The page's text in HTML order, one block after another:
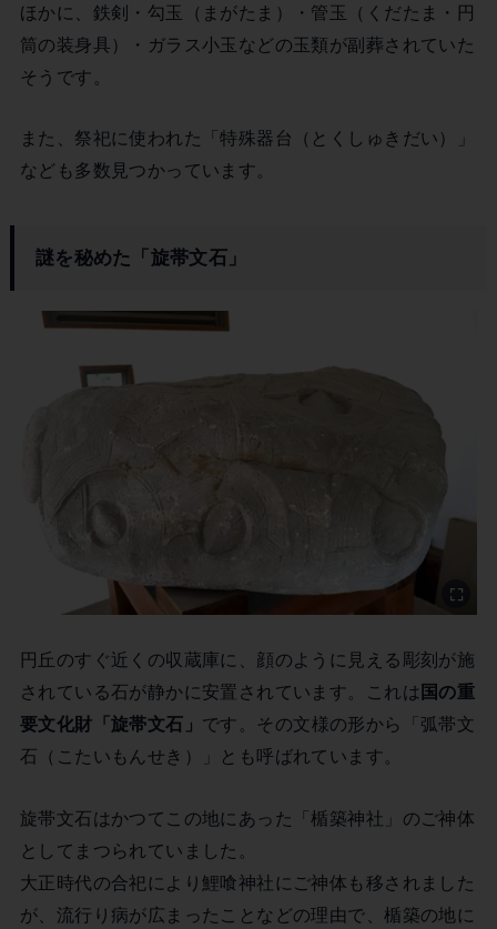
ほかに、鉄剣・勾玉（まがたま）・管玉（くだたま・円
筒の装身具）・ガラス小玉などの玉類が副葬されていた
そうです。
また、祭祀に使われた「特殊器台（とくしゅきだい）」
なども多数見つかっています。
謎を秘めた「旋帯文石」
円丘のすぐ近くの収蔵庫に、顔のように見える彫刻が施
されている石が静かに安置されています。これは 国の重
要文化財「旋帯文石」 です。その文様の形から「弧帯文
石（こたいもんせき）」とも呼ばれています。
旋帯文石はかつてこの地にあった「楯築神社」のご神体
としてまつられていました。
大正時代の合祀により鯉喰神社にご神体も移されました
が、流行り病が広まったことなどの理由で、楯築の地に